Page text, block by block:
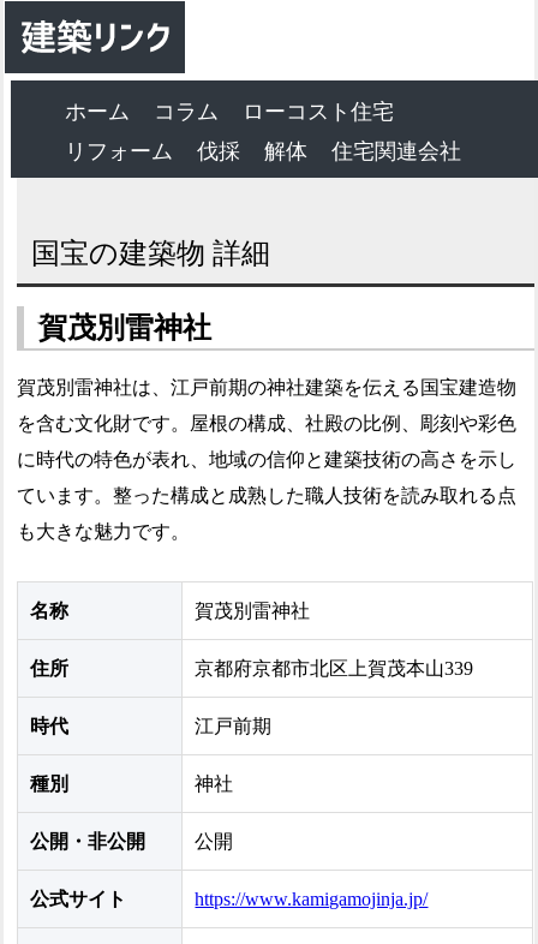
ホーム コラム
ローコスト住宅
リフォーム
伐採 解体 住宅関連会社
国宝の建築物 詳細
賀茂別雷神社
賀茂別雷神社は、江戸前期の神社建築を伝える国宝建造物
を含む文化財です。屋根の構成、社殿の比例、彫刻や彩色
に時代の特色が表れ、地域の信仰と建築技術の高さを示し
ています。整った構成と成熟した職人技術を読み取れる点
も大きな魅力です。
名称 賀茂別雷神社
住所 京都府京都市北区上賀茂本山339
時代 江戸前期
種別 神社
公開・非公開 公開
公式サイト https://www.kamigamojinja.jp/